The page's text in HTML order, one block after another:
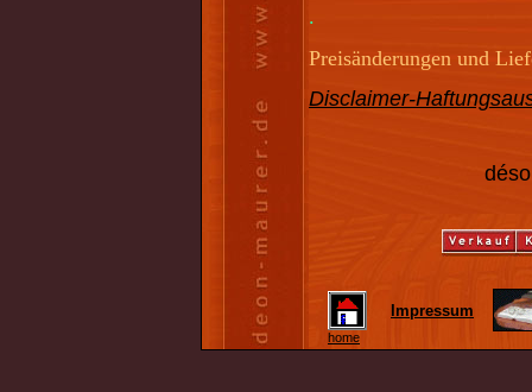
.
Preisänderungen und
Disclaimer-
home
Impressum